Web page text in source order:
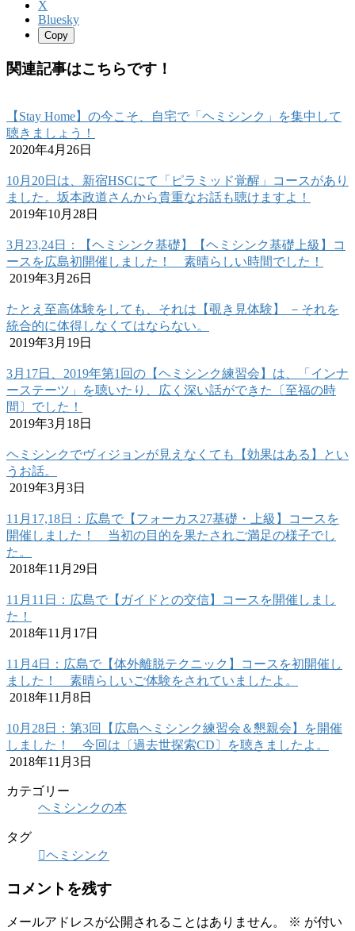
X
Bluesky
Copy
関連記事はこちらです！
【Stay Home】の今こそ、自宅で「ヘミシンク」を集中して
聴きましょう！
2020年4月26日
10月20日は、新宿HSCにて「ピラミッド覚醒」コースがあり
ました。坂本政道さんから貴重なお話も聴けますよ！
2019年10月28日
3月23,24日：【ヘミシンク基礎】【ヘミシンク基礎上級】コ
ースを広島初開催しました！ 素晴らしい時間でした！
2019年3月26日
たとえ至高体験をしても、それは【覗き見体験】 －それを
統合的に体得しなくてはならない。
2019年3月19日
3月17日、2019年第1回の【ヘミシンク練習会】は、「インナ
ーステーツ」を聴いたり、広く深い話ができた〔至福の時
間〕でした！
2019年3月18日
ヘミシンクでヴィジョンが見えなくても【効果はある】とい
うお話。
2019年3月3日
11月17,18日：広島で【フォーカス27基礎・上級】コースを
開催しました！ 当初の目的を果たされご満足の様子でし
た。
2018年11月29日
11月11日：広島で【ガイドとの交信】コースを開催しまし
た！
2018年11月17日
11月4日：広島で【体外離脱テクニック】コースを初開催し
ました！ 素晴らしいご体験をされていましたよ。
2018年11月8日
10月28日：第3回【広島ヘミシンク練習会＆懇親会】を開催
しました！ 今回は〔過去世探索CD〕を聴きましたよ。
2018年11月3日
カテゴリー
ヘミシンクの本
タグ
ヘミシンク
コメントを残す
メールアドレスが公開されることはありません。 ※ が付い